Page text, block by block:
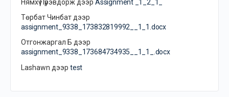
Нямхүү Пүрэвдорж дээр Assignment _1_2_1_
Төрбат Чинбат дээр
assignment_9338_173832819992__1_1.docx
Отгонжаргал Б дээр
assignment_9338_173684734935__1_1_.docx
Lashawn дээр test